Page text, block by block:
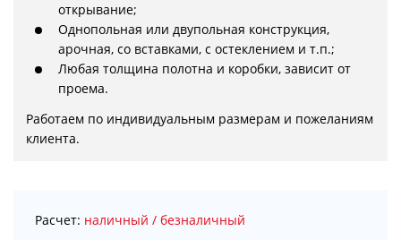
открывание;
Однопольная или двупольная конструкция,
арочная, со вставками, с остеклением и т.п.;
Любая толщина полотна и коробки, зависит от
проема.
Работаем по индивидуальным размерам и пожеланиям
клиента.
Расчет: наличный / безналичный